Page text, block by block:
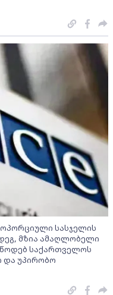
სასჯელის
მზია ამაღლობელი
საქართველოს
და უპირობო